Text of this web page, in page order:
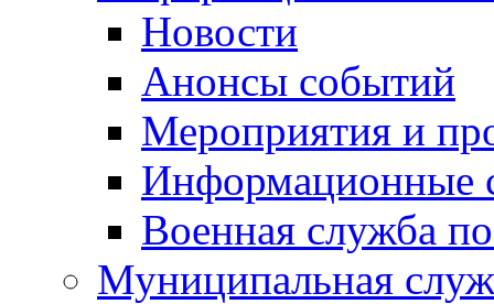
Новости
Анонсы событий
Мероприятия и
Информационные
Военная служба
Муниципальная